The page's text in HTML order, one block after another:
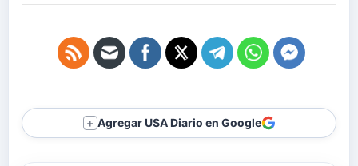
＋ Agregar USA Diario en Google